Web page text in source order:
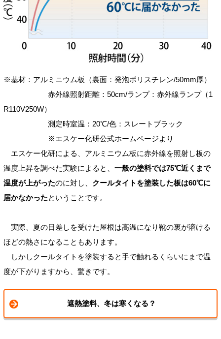
※基材：アルミニウム板（裏面：発泡ポリスチレン/50mm厚）
赤外線照射距離：50cm/ランプ：赤外線ランプ（1
R110V250W）
測定時室温：20℃/色：スレートブラック
※エスケー化研公式ホームページより
エスケー化研による、アルミニウム板に赤外線を照射し板の
温度上昇を調べた実験によると、 一般の塗料では75℃近くまで
温度が上がったのに対し、 クールタイトを塗装した板は60℃に
届かなかったということです。
実際、夏の日差しを受けた屋根は高温になり靴の裏が溶ける
ほどの熱さになることもあります。
しかしクールタイトを塗装すると手で触れるくらいにまで温
度が下がりますから、驚きです。
遮熱塗料、冬は寒くなる？